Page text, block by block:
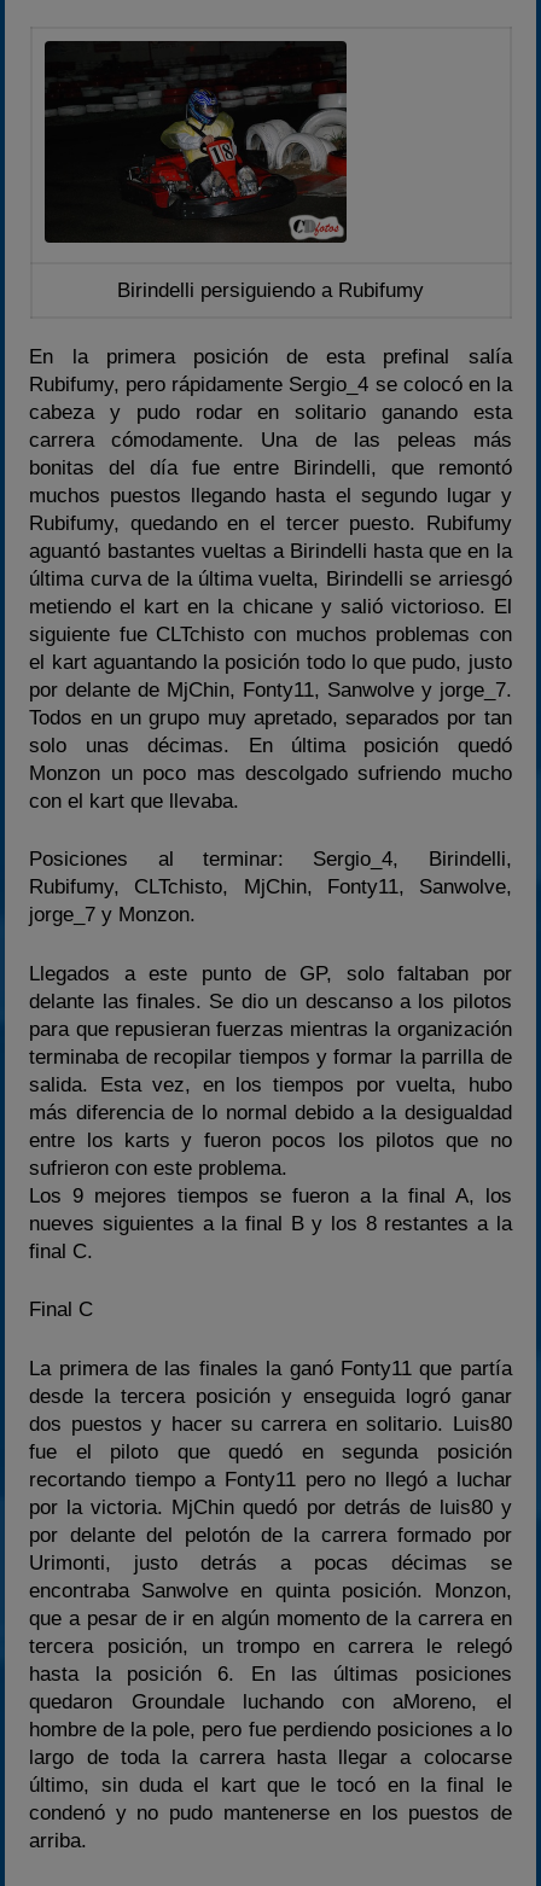
Birindelli persiguiendo a Rubifumy
En la primera posición de esta prefinal salía
Rubifumy, pero rápidamente Sergio_4 se colocó en la
cabeza y pudo rodar en solitario ganando esta
carrera cómodamente. Una de las peleas más
bonitas del día fue entre Birindelli, que remontó
muchos puestos llegando hasta el segundo lugar y
Rubifumy, quedando en el tercer puesto. Rubifumy
aguantó bastantes vueltas a Birindelli hasta que en la
última curva de la última vuelta, Birindelli se arriesgó
metiendo el kart en la chicane y salió victorioso. El
siguiente fue CLTchisto con muchos problemas con
el kart aguantando la posición todo lo que pudo, justo
por delante de MjChin, Fonty11, Sanwolve y jorge_7.
Todos en un grupo muy apretado, separados por tan
solo unas décimas. En última posición quedó
Monzon un poco mas descolgado sufriendo mucho
con el kart que llevaba.
Posiciones al terminar: Sergio_4, Birindelli,
Rubifumy, CLTchisto, MjChin, Fonty11, Sanwolve,
jorge_7 y Monzon.
Llegados a este punto de GP, solo faltaban por
delante las finales. Se dio un descanso a los pilotos
para que repusieran fuerzas mientras la organización
terminaba de recopilar tiempos y formar la parrilla de
salida. Esta vez, en los tiempos por vuelta, hubo
más diferencia de lo normal debido a la desigualdad
entre los karts y fueron pocos los pilotos que no
sufrieron con este problema.
Los 9 mejores tiempos se fueron a la final A, los
nueves siguientes a la final B y los 8 restantes a la
final C.
Final C
La primera de las finales la ganó Fonty11 que partía
desde la tercera posición y enseguida logró ganar
dos puestos y hacer su carrera en solitario. Luis80
fue el piloto que quedó en segunda posición
recortando tiempo a Fonty11 pero no llegó a luchar
por la victoria. MjChin quedó por detrás de luis80 y
por delante del pelotón de la carrera formado por
Urimonti, justo detrás a pocas décimas se
encontraba Sanwolve en quinta posición. Monzon,
que a pesar de ir en algún momento de la carrera en
tercera posición, un trompo en carrera le relegó
hasta la posición 6. En las últimas posiciones
quedaron Groundale luchando con aMoreno, el
hombre de la pole, pero fue perdiendo posiciones a lo
largo de toda la carrera hasta llegar a colocarse
último, sin duda el kart que le tocó en la final le
condenó y no pudo mantenerse en los puestos de
arriba.